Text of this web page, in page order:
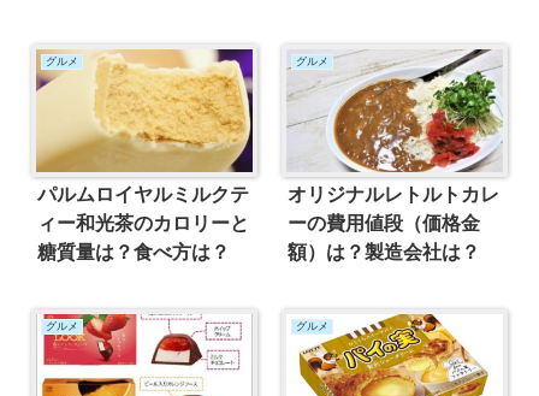
グルメ
パルムロイヤルミルクテ
ィー和光茶のカロリーと
糖質量は？食べ方は？
グルメ
オリジナルレトルトカレ
ーの費用値段（価格金
額）は？製造会社は？
グルメ グルメ